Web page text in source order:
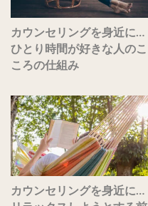
カウンセリングを身近に…
ひとり時間が好きな人のこ
ころの仕組み
カウンセリングを身近に…